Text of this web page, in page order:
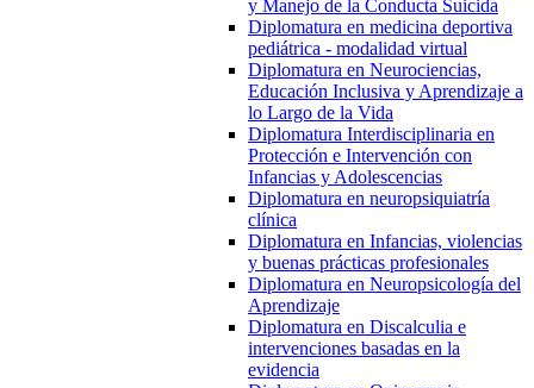
y Manejo de la Conducta Suicida
Diplomatura en medicina deportiva
pediátrica - modalidad virtual
Diplomatura en Neurociencias,
Educación Inclusiva y Aprendizaje a
lo Largo de la Vida
Diplomatura Interdisciplinaria en
Protección e Intervención con
Infancias y Adolescencias
Diplomatura en neuropsiquiatría
clínica
Diplomatura en Infancias, violencias
y buenas prácticas profesionales
Diplomatura en Neuropsicología del
Aprendizaje
Diplomatura en Discalculia e
intervenciones basadas en la
evidencia